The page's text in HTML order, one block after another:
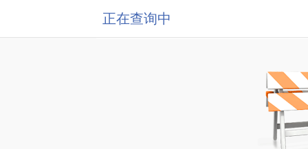
正在查询中